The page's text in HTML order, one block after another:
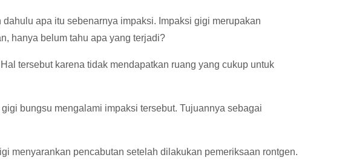
apa itu sebenarnya impaksi. Impaksi gigi merupakan
hanya belum tahu apa yang terjadi?
tersebut karena tidak mendapatkan ruang yang cukup untuk
bungsu mengalami impaksi tersebut. Tujuannya sebagai
menyarankan pencabutan setelah dilakukan pemeriksaan rontgen.